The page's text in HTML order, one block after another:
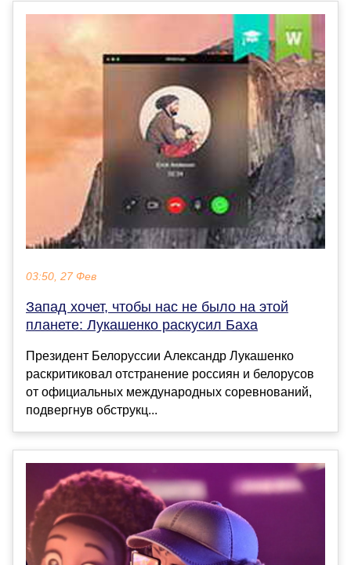
03:50, 27 Фев
Запад хочет, чтобы нас не было на этой
планете: Лукашенко раскусил Баха
Президент Белоруссии Александр Лукашенко
раскритиковал отстранение россиян и белорусов
от официальных международных соревнований,
подвергнув обструкц...